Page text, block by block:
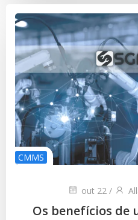
CMMS
out 22 /
Os benefícios de